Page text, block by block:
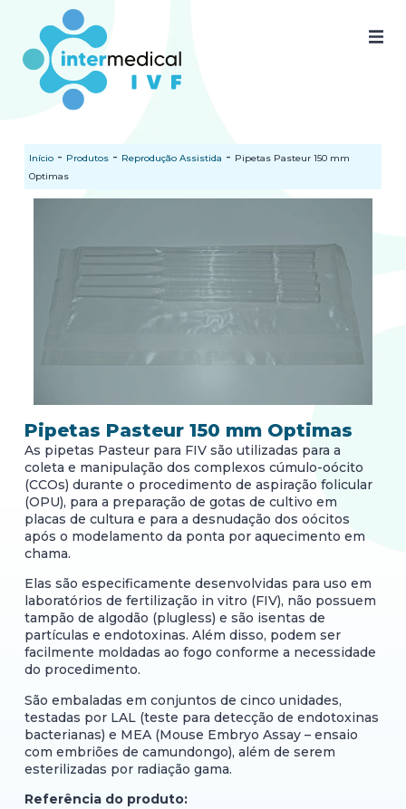
Home
Nossos produtos
Certificados
Documentos
Início - Produtos - Reprodução Assistida - Pipetas Pasteur 150 mm
Optimas
Pipetas Pasteur 150 mm Optimas
As pipetas Pasteur para FIV são utilizadas para a
coleta e manipulação dos complexos cúmulo-oócito
(CCOs) durante o procedimento de aspiração folicular
(OPU), para a preparação de gotas de cultivo em
placas de cultura e para a desnudação dos oócitos
após o modelamento da ponta por aquecimento em
chama.
Elas são especificamente desenvolvidas para uso em
laboratórios de fertilização in vitro (FIV), não possuem
tampão de algodão (plugless) e são isentas de
partículas e endotoxinas. Além disso, podem ser
facilmente moldadas ao fogo conforme a necessidade
do procedimento.
São embaladas em conjuntos de cinco unidades,
testadas por LAL (teste para detecção de endotoxinas
bacterianas) e MEA (Mouse Embryo Assay – ensaio
com embriões de camundongo), além de serem
esterilizadas por radiação gama.
Referência do produto: